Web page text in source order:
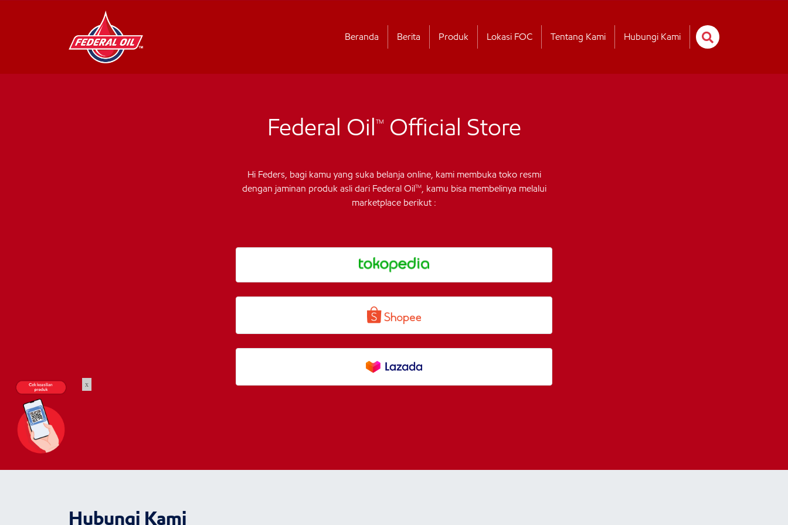
Beranda Berita Produk Lokasi FOC Tentang Kami Hubungi Kami
Federal Oil TM Official Store
Hi Feders, bagi kamu yang suka belanja online, kami membuka toko resmi
dengan jaminan produk asli dari Federal OilTM, kamu bisa membelinya melalui
marketplace berikut :
Hubungi Kami
x